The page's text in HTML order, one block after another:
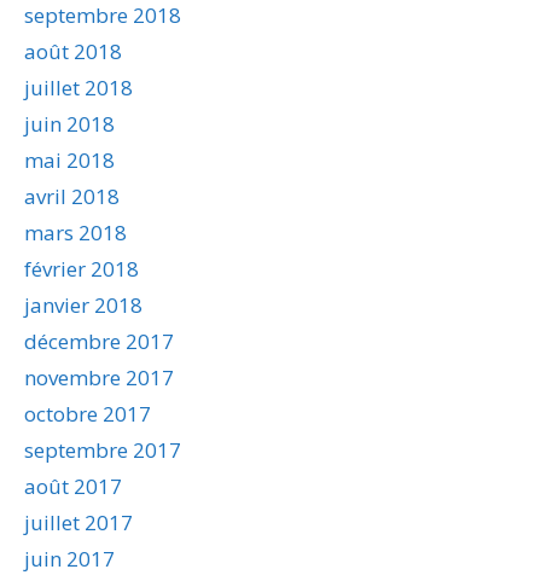
septembre 2018
août 2018
juillet 2018
juin 2018
mai 2018
avril 2018
mars 2018
février 2018
janvier 2018
décembre 2017
novembre 2017
octobre 2017
septembre 2017
août 2017
juillet 2017
juin 2017